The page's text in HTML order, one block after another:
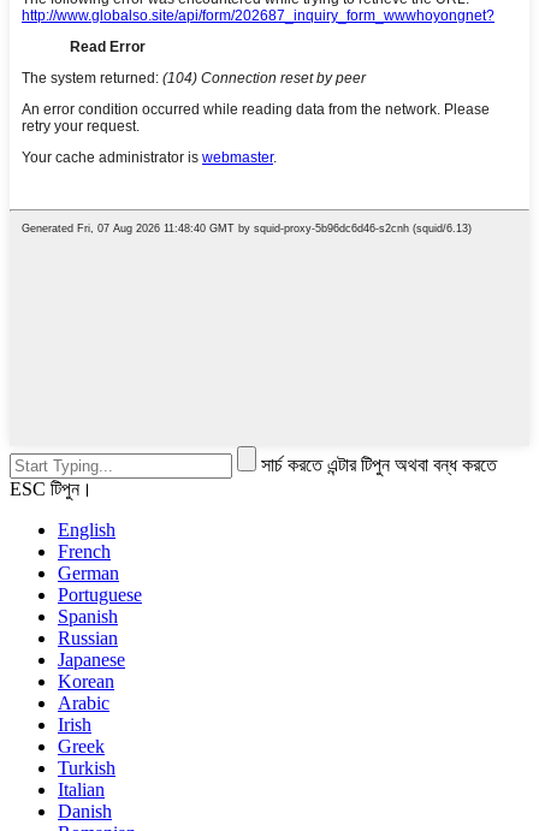
সার্চ করতে এন্টার টিপুন অথবা বন্ধ করতে
ESC টিপুন।
English
French
German
Portuguese
Spanish
Russian
Japanese
Korean
Arabic
Irish
Greek
Turkish
Italian
Danish